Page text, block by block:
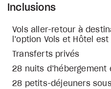
Inclusions
Vols aller-retour à
l’option Vols et Hôtel
Transferts privés
28 nuits d’hébergement
28 petits-déjeuners